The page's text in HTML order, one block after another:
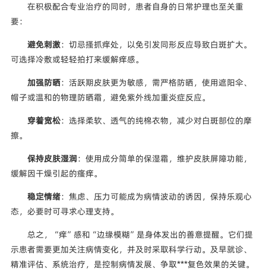
在积极配合专业治疗的同时，患者自身的日常护理也至关重
要：
避免刺激：切忌搔抓痒处，以免引发同形反应导致白斑扩大。
可选择冷敷或轻轻拍打来缓解痒感。
加强防晒：活跃期皮肤更为敏感，需严格防晒，使用遮阳伞、
帽子或温和的物理防晒霜，避免紫外线加重炎症反应。
穿着宽松：选择柔软、透气的纯棉衣物，减少对白斑部位的摩
擦。
保持皮肤湿润：使用成分简单的保湿霜，维护皮肤屏障功能，
缓解因干燥引起的瘙痒。
稳定情绪：焦虑、压力可能成为病情波动的诱因，保持乐观心
态，必要时可寻求心理支持。
总之，“痒”感和“边缘模糊”是身体发出的善意提醒。它们提
示患者需要更加关注病情变化，并及时采取科学行动。及早就诊、
精准评估、系统治疗，是控制病情发展、争取***复色效果的关键。